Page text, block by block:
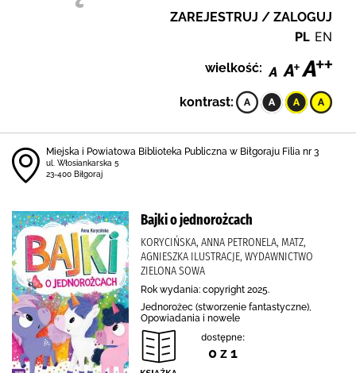
ZAREJESTRUJ / ZALOGUJ
PL EN
wielkość:
kontrast:
Miejska i Powiatowa Biblioteka Publiczna w Biłgoraju Filia nr 3
ul. Włosiankarska 5
23-400 Biłgoraj
Bajki o jednorożcach
KORYCIŃSKA, ANNA PETRONELA, MATZ,
AGNIESZKA ILUSTRACJE, WYDAWNICTWO
ZIELONA SOWA
Rok wydania: copyright 2025.
Jednorożec (stworzenie fantastyczne),
Opowiadania i nowele
dostępne:
0 z 1